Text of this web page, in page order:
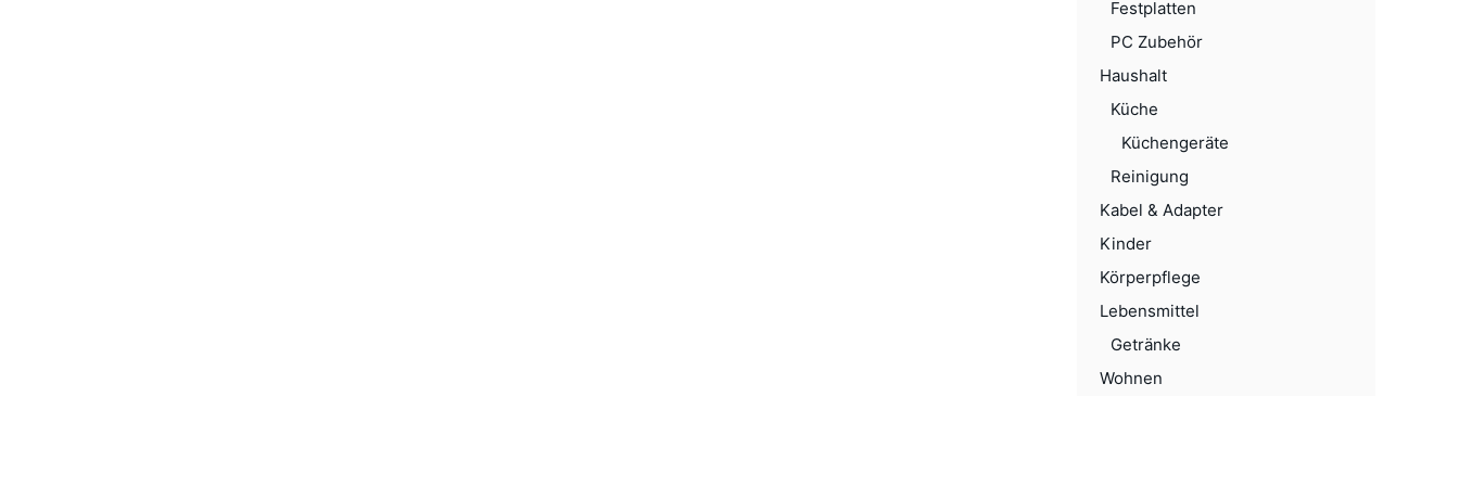
Festplatten
PC Zubehör
Haushalt
Küche
Küchengeräte
Reinigung
Kabel & Adapter
Kinder
Körperpflege
Lebensmittel
Getränke
Wohnen